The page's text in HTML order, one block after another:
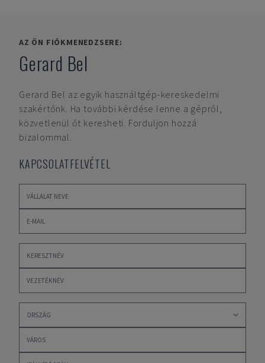
AZ ÖN FIÓKMENEDZSERE:
Gerard Bel
Gerard Bel az egyik használtgép-kereskedelmi
szakértőnk. Ha további kérdése lenne a gépről,
közvetlenül őt keresheti. Forduljon hozzá
bizalommal.
KAPCSOLATFELVÉTEL